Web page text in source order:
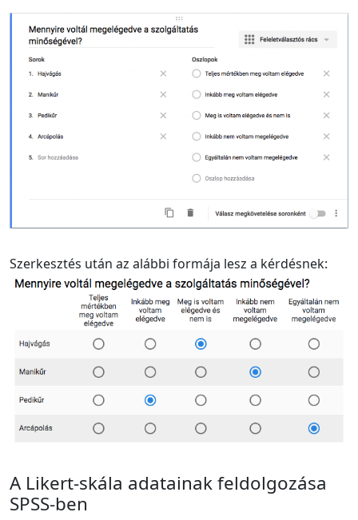
Szerkesztés után az alábbi formája lesz a kérdésnek:
A Likert-skála adatainak feldolgozása
SPSS-ben